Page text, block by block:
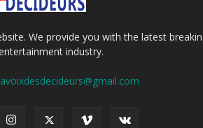
We provide you with the latest
industry.